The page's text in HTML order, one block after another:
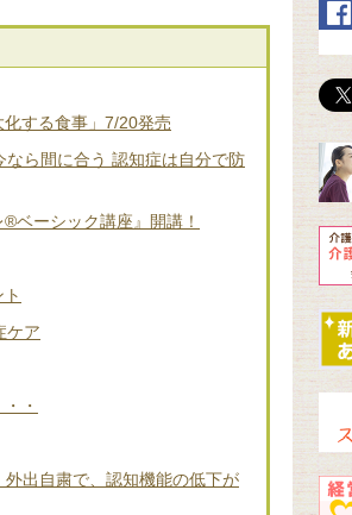
する食事」7/20発売
ら間に合う 認知症は自分で防
ベーシック講座』開講！
ケア
・
出自粛で、認知機能の低下が